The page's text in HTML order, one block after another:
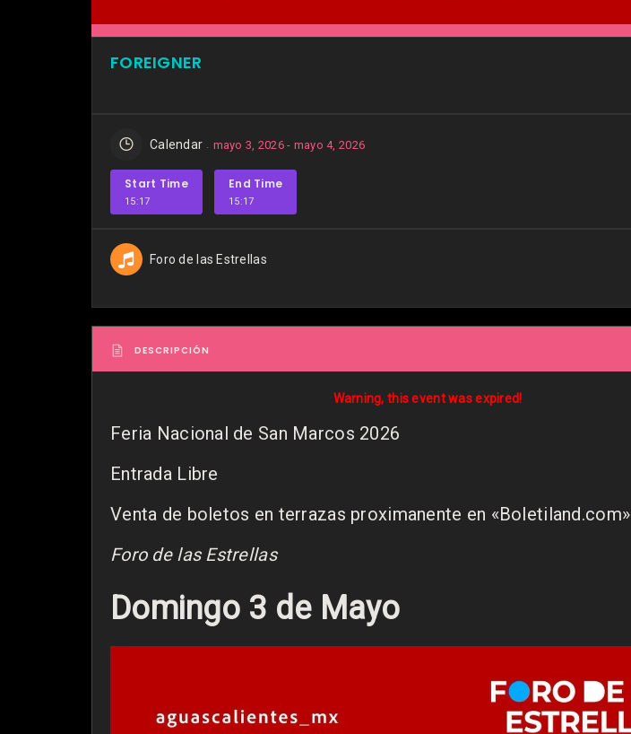
FOREIGNER
Calendar mayo 3, 2026 - mayo 4, 2026
Start Time
15:17
End Time
15:17
Foro de las Estrellas
DESCRIPCIÓN
Warning, this event was expired!
Feria Nacional de San Marcos 2026
Entrada Libre
Venta de boletos en terrazas proximanente en «Boletiland.com»
Foro de las Estrellas
Domingo 3 de Mayo